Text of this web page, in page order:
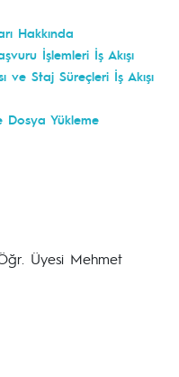
Hakkında
İşlemleri İş Akışı
ve Staj Süreçleri İş Akışı
Dosya Yükleme
Üyesi Mehmet